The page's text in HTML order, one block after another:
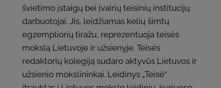
švietimo įstaigų bei įvairių teisinių institucijų
darbuotojai. Jis, leidžiamas kelių šimtų
egzempliorių tiražu, reprezentuoja teisės
mokslą Lietuvoje ir užsienyje. Teisės
redaktorių kolegiją sudaro aktyvūs Lietuvos ir
užsienio mokslininkai. Leidinys „Teisė“